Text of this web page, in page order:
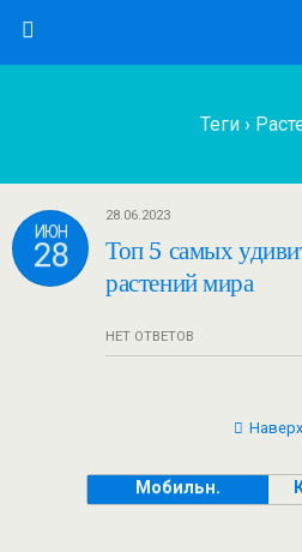
Теги ›
ИЮН
28
28.06.2023
Топ 5 самых
растений мира
НЕТ ОТВЕТОВ
Наверх
Мобильн.